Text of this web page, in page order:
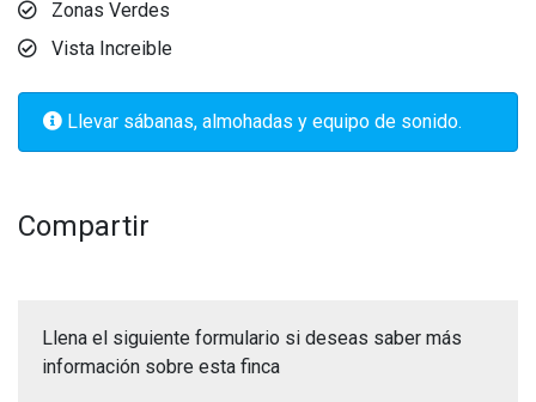
Zonas Verdes
Vista Increible
Llevar sábanas, almohadas y equipo de sonido.
Compartir
Llena el siguiente formulario si deseas saber más
información sobre esta finca